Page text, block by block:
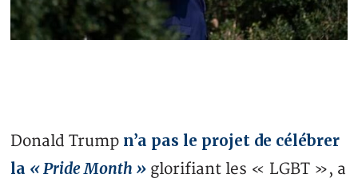
Donald Trump n’a pas le projet de célébrer
la « Pride Month » glorifiant les « LGBT », a